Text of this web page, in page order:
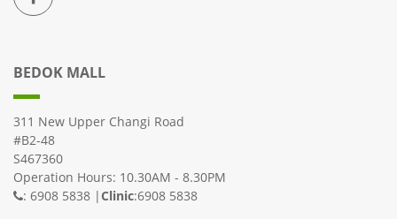
BEDOK MALL
311 New Upper Changi Road
#B2-48
S467360
Operation Hours: 10.30AM - 8.30PM
: 6908 5838 | Clinic:6908 5838